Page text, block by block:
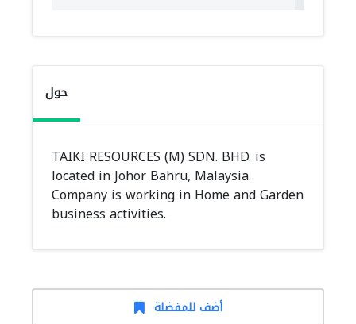
حول
TAIKI RESOURCES (M) SDN. BHD. is
located in Johor Bahru, Malaysia.
Company is working in Home and Garden
business activities.
أضف للمفضلة